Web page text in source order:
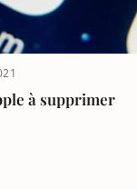
à supprimer